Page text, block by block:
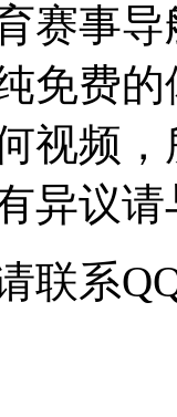
赛事
免费
视频
异议
联系